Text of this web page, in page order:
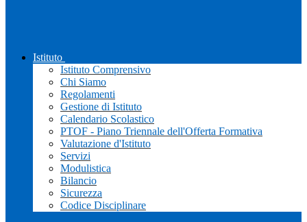
Istituto
Istituto Comprensivo
Chi Siamo
Regolamenti
Gestione di Istituto
Calendario Scolastico
PTOF - Piano Triennale dell'Offerta Formativa
Valutazione d'Istituto
Servizi
Modulistica
Bilancio
Sicurezza
Codice Disciplinare